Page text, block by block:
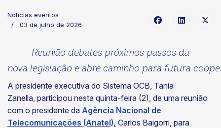
Notícias eventos
03 de julho de 2026
Reunião debates próximos passos da
nova legislação e abre caminho para futura
A presidente executiva do Sistema OCB, Tania
Zanella, participou nesta quinta-feira (2), de uma reunião
com o presidente da Agência Nacional de
Telecomunicações (Anatel), Carlos Baigorri, para